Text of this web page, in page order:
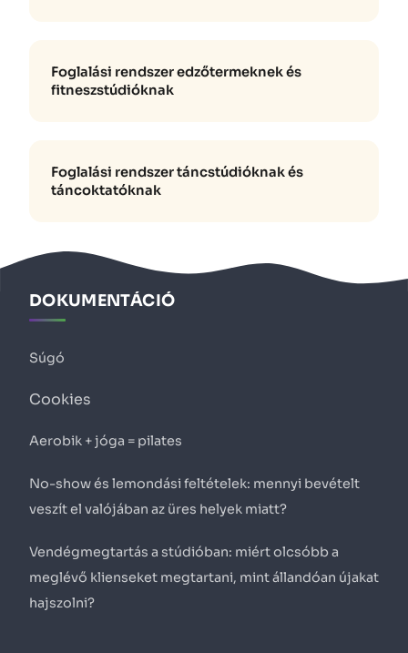
Foglalási rendszer edzőtermeknek és
fitneszstúdióknak
Foglalási rendszer táncstúdióknak és
táncoktatóknak
DOKUMENTÁCIÓ
Súgó
Cookies
Aerobik + jóga = pilates
No-show és lemondási feltételek: mennyi bevételt
veszít el valójában az üres helyek miatt?
Vendégmegtartás a stúdióban: miért olcsóbb a
meglévő klienseket megtartani, mint állandóan újakat
hajszolni?